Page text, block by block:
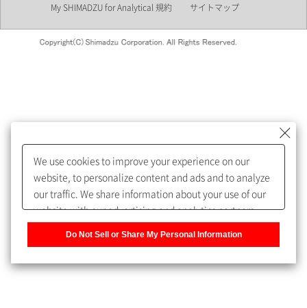
めします。
My SHIMADZU for Analyticalへ登録いただくと、技術情報や
取扱説明書・Webinarなどの閲覧ができます。
うになります。
My SHIMADZU for Analytical 規約 サイトマップ
We use cookies to improve your experience on our
website, to personalize content and ads and to analyze
our traffic. We share information about your use of our
website with our advertising and analytics partners,
Do Not Sell or Share My Personal Information